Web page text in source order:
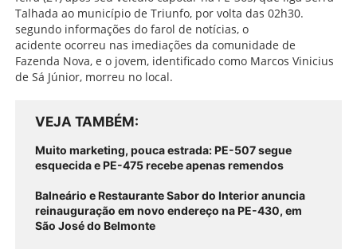
Talhada ao município de Triunfo, por volta das 02h30.
segundo informações do farol de notícias, o
acidenteocorreu nas imediações da comunidade de
Fazenda Nova, e o jovem, identificado como Marcos Vinicius
de Sá Júnior, morreu no local.
VEJA TAMBÉM
Muito marketing, pouca estrada: PE-507 segue
esquecida e PE-475 recebe apenas remendos
Balneário e Restaurante Sabor do Interior anuncia
reinauguração em novo endereço na PE-430, em
São José do Belmonte